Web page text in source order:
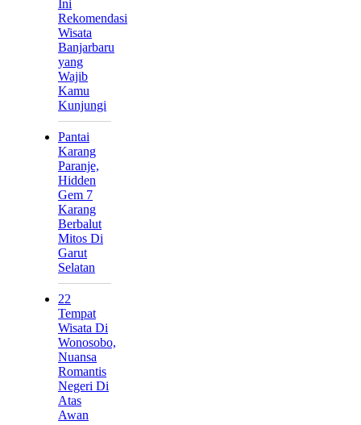
Ini
Rekomendasi
Wisata
Banjarbaru
yang
Wajib
Kamu
Kunjungi
Pantai
Karang
Paranje,
Hidden
Gem 7
Karang
Berbalut
Mitos Di
Garut
Selatan
22
Tempat
Wisata Di
Wonosobo,
Nuansa
Romantis
Negeri Di
Atas
Awan